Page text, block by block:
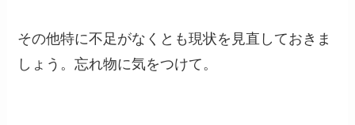
その他特に不足がなくとも現状を見直しておきま
しょう。忘れ物に気をつけて。